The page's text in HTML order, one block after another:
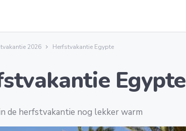
2026 Herfstvakantie Egypte
Egypte
de herfstvakantie nog lekker warm